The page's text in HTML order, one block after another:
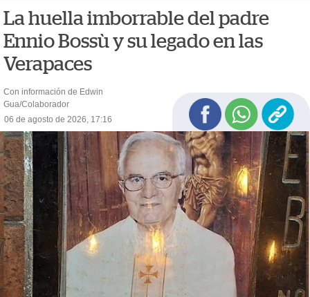
La huella imborrable del padre
Ennio Bossù y su legado en las
Verapaces
Con información de Edwin
Gua/Colaborador
06 de agosto de 2026, 17:16